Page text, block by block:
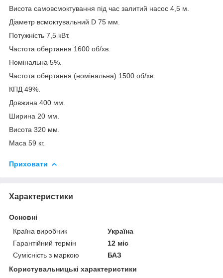
Висота самовсмоктування під час залитий насос 4,5 м.
Діаметр всмоктувальний D 75 мм.
Потужність 7,5 кВт.
Частота обертання 1600 об/хв.
Номінальна 5%.
Частота обертання (номінальна) 1500 об/хв.
КПД 49%.
Довжина 400 мм.
Ширина 20 мм.
Висота 320 мм.
Маса 59 кг.
Приховати
Характеристики
Основні
Країна виробник
Україна
Гарантійний термін
12 міс
Сумісність з маркою
БАЗ
Користувальницькі характеристики